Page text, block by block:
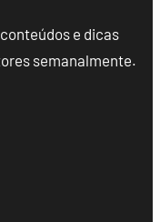
e dicas
semanalmente.